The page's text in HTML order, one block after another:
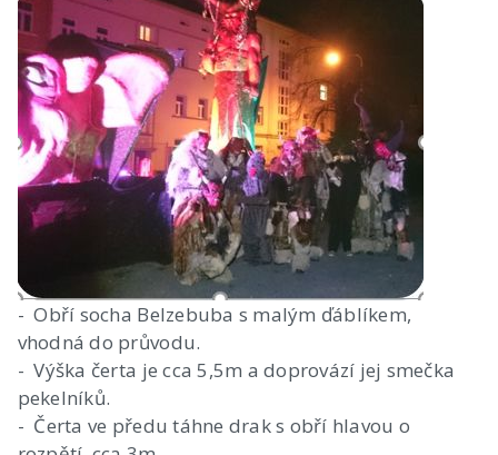
- Obří socha Belzebuba s malým ďáblíkem,
vhodná do průvodu.
- Výška čerta je cca 5,5m a doprovází jej smečka
pekelníků.
- Čerta ve předu táhne drak s obří hlavou o